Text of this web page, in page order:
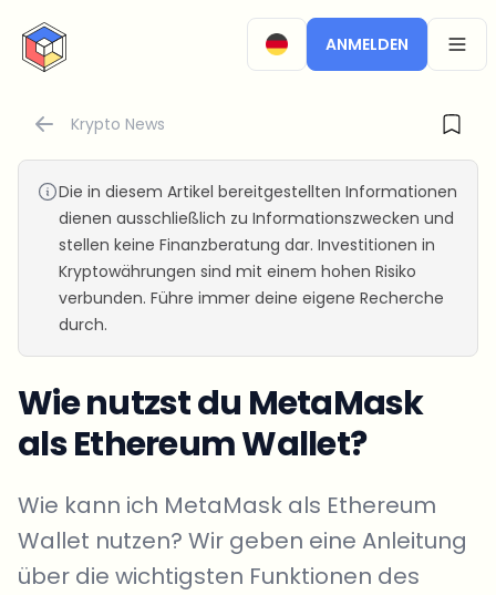
CryptoTicker
ANMELDEN
Krypto News
Die in diesem Artikel bereitgestellten Informationen
dienen ausschließlich zu Informationszwecken und
stellen keine Finanzberatung dar. Investitionen in
Kryptowährungen sind mit einem hohen Risiko
verbunden. Führe immer deine eigene Recherche
durch.
Wie nutzst du MetaMask
als Ethereum Wallet?
Wie kann ich MetaMask als Ethereum
Wallet nutzen? Wir geben eine Anleitung
über die wichtigsten Funktionen des